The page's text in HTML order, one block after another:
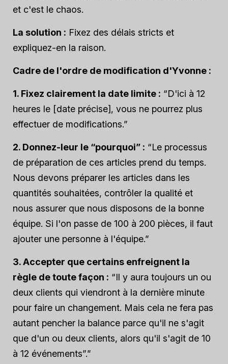
et c'est le chaos.
La solution : Fixez des délais stricts et
expliquez-en la raison.
Cadre de l'ordre de modification d'Yvonne :
1. Fixez clairement la date limite : “D'ici à 12
heures le [date précise], vous ne pourrez plus
effectuer de modifications.”
2. Donnez-leur le “pourquoi” : “Le processus
de préparation de ces articles prend du temps.
Nous devons préparer les articles dans les
quantités souhaitées, contrôler la qualité et
nous assurer que nous disposons de la bonne
équipe. Si l'on passe de 100 à 200 pièces, il faut
ajouter une personne à l'équipe.”
3. Accepter que certains enfreignent la
règle de toute façon : “Il y aura toujours un ou
deux clients qui viendront à la dernière minute
pour faire un changement. Mais cela ne fera pas
autant pencher la balance parce qu'il ne s'agit
que d'un ou deux clients, alors qu'il s'agit de 10
à 12 événements”.”